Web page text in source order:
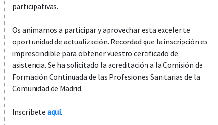
participativas.
Os animamos a participar y aprovechar esta excelente
oportunidad de actualización. Recordad que la inscripción es
imprescindible para obtener vuestro certificado de
asistencia. Se ha solicitado la acreditación a la Comisión de
Formación Continuada de las Profesiones Sanitarias de la
Comunidad de Madrid.
Inscríbete aquí.